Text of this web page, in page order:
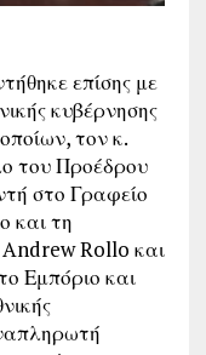
επίσης με
κυβέρνησης
τον κ.
του Προέδρου
στο Γραφείο
και τη
Andrew Rollo και
Εμπόριο και